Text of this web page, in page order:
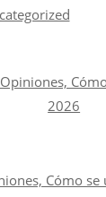
2026
Cómo se